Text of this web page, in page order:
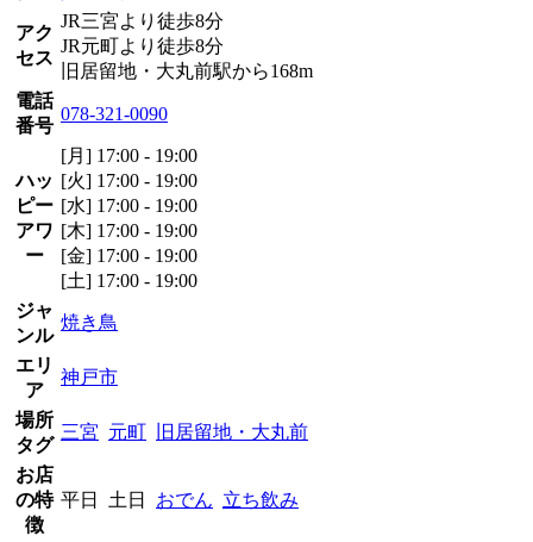
アク
セス
JR三宮より徒歩8分
JR元町より徒歩8分
旧居留地・大丸前駅から168m
電話
番号
078-321-0090
ハッ
ピー
アワ
ー
[月] 17:00 - 19:00
[火] 17:00 - 19:00
[水] 17:00 - 19:00
[木] 17:00 - 19:00
[金] 17:00 - 19:00
[土] 17:00 - 19:00
ジャ
ンル
焼き鳥
エリ
ア
神戸市
場所
タグ
三宮 元町 旧居留地・大丸前
お店
の特
徴
平日 土日 おでん 立ち飲み